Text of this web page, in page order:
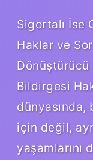
Sigortalı İse
Haklar ve
Dönüştürücü
Bildirgesi
dünyasında,
için değil,
yaşamlarını